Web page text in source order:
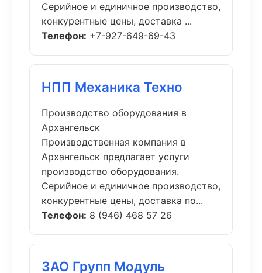
Серийное и единичное производство,
конкурентные цены, доставка ...
Телефон: +7-927-649-69-43
НПП Механика Техно
Производство оборудования в
Архангельск
Производственная компания в
Архангельск предлагает услуги
производство оборудования.
Серийное и единичное производство,
конкурентные цены, доставка по...
Телефон: 8 (946) 468 57 26
ЗАО Групп Модуль